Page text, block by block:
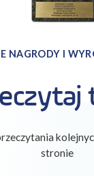
NAGRODY I
stronie